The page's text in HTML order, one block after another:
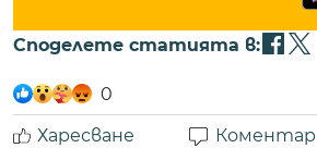
Споделете статията в:
0
Харесване
Коментар